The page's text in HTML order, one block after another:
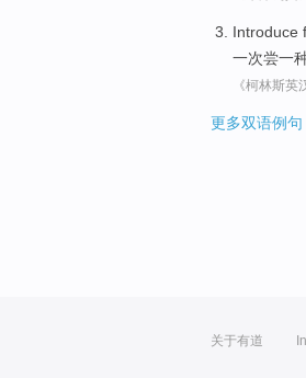
Introduce
一次尝一
《柯林斯英
更多双语例句
关于有道